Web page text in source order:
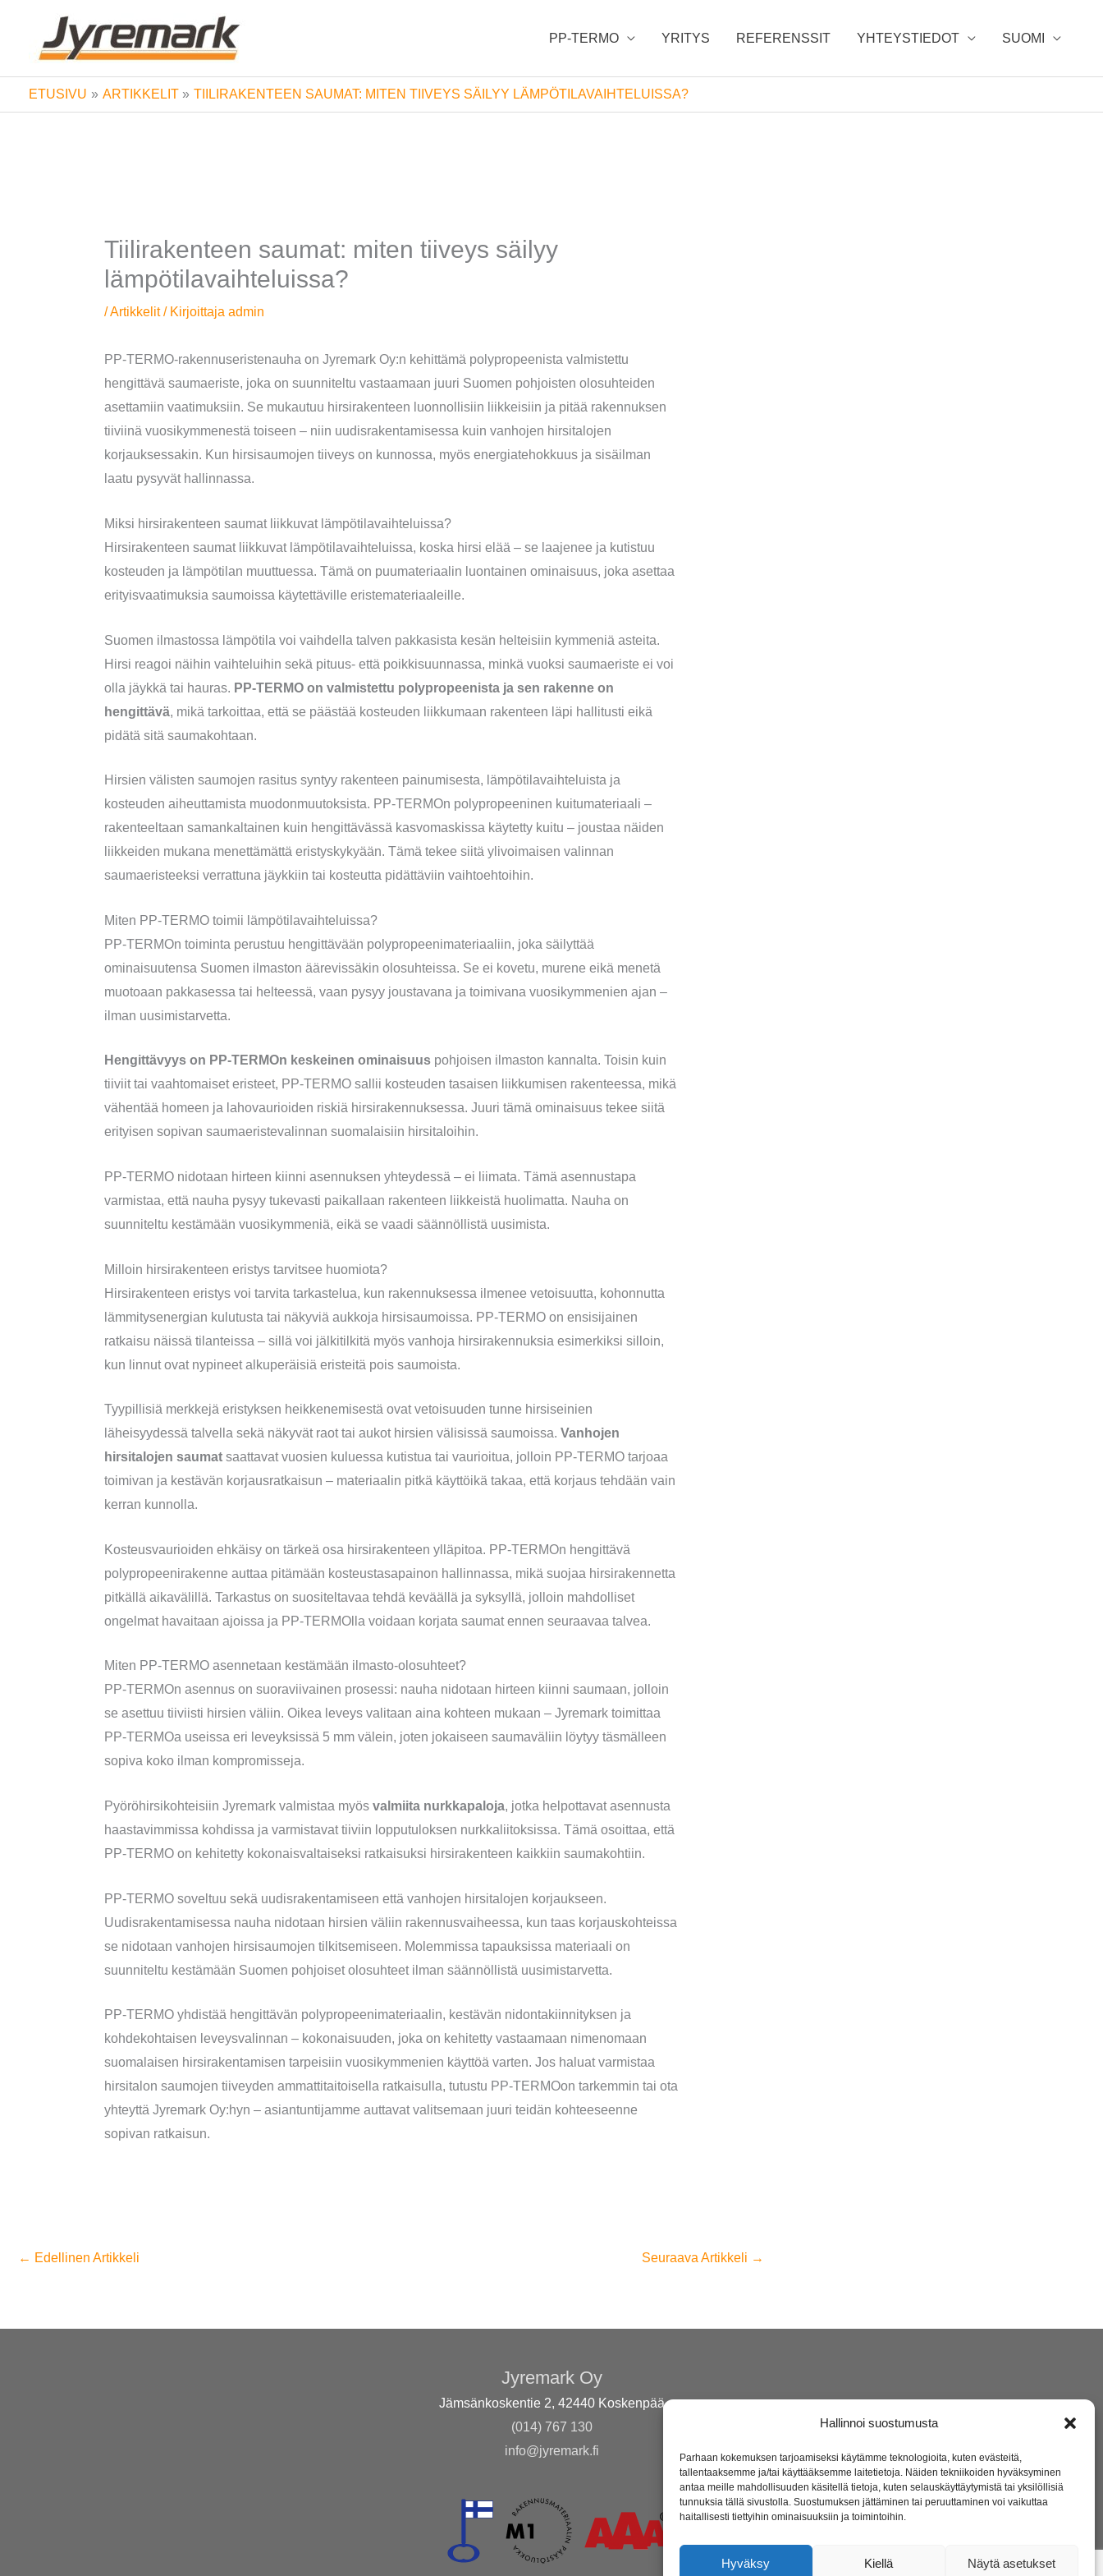
Hallinnoi suostumusta
Parhaan kokemuksen tarjoamiseksi käytämme teknologioita, kuten evästeitä,
tallentaaksemme ja/tai käyttääksemme laitetietoja. Näiden tekniikoiden hyväksyminen
antaa meille mahdollisuuden käsitellä tietoja, kuten selauskäyttäytymistä tai yksilöllisiä
tunnuksia tällä sivustolla. Suostumuksen jättäminen tai peruuttaminen voi vaikuttaa
haitallisesti tiettyihin ominaisuuksiin ja toimintoihin.
Hyväksy Kiellä Näytä asetukset
PP-TERMO YRITYS REFERENSSIT YHTEYSTIEDOT SUOMI
ETUSIVU ARTIKKELIT TIILIRAKENTEEN SAUMAT: MITEN TIIVEYS SÄILYY LÄMPÖTILAVAIHTELUISSA?
Tiilirakenteen saumat: miten tiiveys säilyy
lämpötilavaihteluissa?
/Artikkelit/ Kirjoittaja admin
PP-TERMO-rakennuseristenauha on Jyremark Oy:n kehittämä polypropeenista valmistettu
hengittävä saumaeriste, joka on suunniteltu vastaamaan juuri Suomen pohjoisten olosuhteiden
asettamiin vaatimuksiin. Se mukautuu hirsirakenteen luonnollisiin liikkeisiin ja pitää rakennuksen
tiiviinä vuosikymmenestä toiseen – niin uudisrakentamisessa kuin vanhojen hirsitalojen
korjauksessakin. Kun hirsisaumojen tiiveys on kunnossa, myös energiatehokkuus ja sisäilman
laatu pysyvät hallinnassa.
Miksi hirsirakenteen saumat liikkuvat lämpötilavaihteluissa?
Hirsirakenteen saumat liikkuvat lämpötilavaihteluissa, koska hirsi elää – se laajenee ja kutistuu
kosteuden ja lämpötilan muuttuessa. Tämä on puumateriaalin luontainen ominaisuus, joka asettaa
erityisvaatimuksia saumoissa käytettäville eristemateriaaleille.
Suomen ilmastossa lämpötila voi vaihdella talven pakkasista kesän helteisiin kymmeniä asteita.
Hirsi reagoi näihin vaihteluihin sekä pituus- että poikkisuunnassa, minkä vuoksi saumaeriste ei voi
olla jäykkä tai hauras. PP-TERMO on valmistettu polypropeenista ja sen rakenne on
hengittävä, mikä tarkoittaa, että se päästää kosteuden liikkumaan rakenteen läpi hallitusti eikä
pidätä sitä saumakohtaan.
Hirsien välisten saumojen rasitus syntyy rakenteen painumisesta, lämpötilavaihteluista ja
kosteuden aiheuttamista muodonmuutoksista. PP-TERMOn polypropeeninen kuitumateriaali –
rakenteeltaan samankaltainen kuin hengittävässä kasvomaskissa käytetty kuitu – joustaa näiden
liikkeiden mukana menettämättä eristyskykyään. Tämä tekee siitä ylivoimaisen valinnan
saumaeristeeksi verrattuna jäykkiin tai kosteutta pidättäviin vaihtoehtoihin.
Miten PP-TERMO toimii lämpötilavaihteluissa?
PP-TERMOn toiminta perustuu hengittävään polypropeenimateriaaliin, joka säilyttää
ominaisuutensa Suomen ilmaston äärevissäkin olosuhteissa. Se ei kovetu, murene eikä menetä
muotoaan pakkasessa tai helteessä, vaan pysyy joustavana ja toimivana vuosikymmenien ajan –
ilman uusimistarvetta.
Hengittävyys on PP-TERMOn keskeinen ominaisuuspohjoisen ilmaston kannalta. Toisin kuin
tiiviit tai vaahtomaiset eristeet, PP-TERMO sallii kosteuden tasaisen liikkumisen rakenteessa, mikä
vähentää homeen ja lahovaurioiden riskiä hirsirakennuksessa. Juuri tämä ominaisuus tekee siitä
erityisen sopivan saumaeristevalinnan suomalaisiin hirsitaloihin.
PP-TERMO nidotaan hirteen kiinni asennuksen yhteydessä – ei liimata. Tämä asennustapa
varmistaa, että nauha pysyy tukevasti paikallaan rakenteen liikkeistä huolimatta. Nauha on
suunniteltu kestämään vuosikymmeniä, eikä se vaadi säännöllistä uusimista.
Milloin hirsirakenteen eristys tarvitsee huomiota?
Hirsirakenteen eristys voi tarvita tarkastelua, kun rakennuksessa ilmenee vetoisuutta, kohonnutta
lämmitysenergian kulutusta tai näkyviä aukkoja hirsisaumoissa. PP-TERMO on ensisijainen
ratkaisu näissä tilanteissa – sillä voi jälkitilkitä myös vanhoja hirsirakennuksia esimerkiksi silloin,
kun linnut ovat nypineet alkuperäisiä eristeitä pois saumoista.
Tyypillisiä merkkejä eristyksen heikkenemisestä ovat vetoisuuden tunne hirsiseinien
läheisyydessä talvella sekä näkyvät raot tai aukot hirsien välisissä saumoissa. Vanhojen
hirsitalojen saumatsaattavat vuosien kuluessa kutistua tai vaurioitua, jolloin PP-TERMO tarjoaa
toimivan ja kestävän korjausratkaisun – materiaalin pitkä käyttöikä takaa, että korjaus tehdään vain
kerran kunnolla.
Kosteusvaurioiden ehkäisy on tärkeä osa hirsirakenteen ylläpitoa. PP-TERMOn hengittävä
polypropeenirakenne auttaa pitämään kosteustasapainon hallinnassa, mikä suojaa hirsirakennetta
pitkällä aikavälillä. Tarkastus on suositeltavaa tehdä keväällä ja syksyllä, jolloin mahdolliset
ongelmat havaitaan ajoissa ja PP-TERMOlla voidaan korjata saumat ennen seuraavaa talvea.
Miten PP-TERMO asennetaan kestämään ilmasto-olosuhteet?
PP-TERMOn asennus on suoraviivainen prosessi: nauha nidotaan hirteen kiinni saumaan, jolloin
se asettuu tiiviisti hirsien väliin. Oikea leveys valitaan aina kohteen mukaan – Jyremark toimittaa
PP-TERMOa useissa eri leveyksissä 5 mm välein, joten jokaiseen saumaväliin löytyy täsmälleen
sopiva koko ilman kompromisseja.
Pyöröhirsikohteisiin Jyremark valmistaa myös valmiita nurkkapaloja, jotka helpottavat asennusta
haastavimmissa kohdissa ja varmistavat tiiviin lopputuloksen nurkkaliitoksissa. Tämä osoittaa, että
PP-TERMO on kehitetty kokonaisvaltaiseksi ratkaisuksi hirsirakenteen kaikkiin saumakohtiin.
PP-TERMO soveltuu sekä uudisrakentamiseen että vanhojen hirsitalojen korjaukseen.
Uudisrakentamisessa nauha nidotaan hirsien väliin rakennusvaiheessa, kun taas korjauskohteissa
se nidotaan vanhojen hirsisaumojen tilkitsemiseen. Molemmissa tapauksissa materiaali on
suunniteltu kestämään Suomen pohjoiset olosuhteet ilman säännöllistä uusimistarvetta.
PP-TERMO yhdistää hengittävän polypropeenimateriaalin, kestävän nidontakiinnityksen ja
kohdekohtaisen leveysvalinnan – kokonaisuuden, joka on kehitetty vastaamaan nimenomaan
suomalaisen hirsirakentamisen tarpeisiin vuosikymmenien käyttöä varten. Jos haluat varmistaa
hirsitalon saumojen tiiveyden ammattitaitoisella ratkaisulla, tutustu PP-TERMOon tarkemmin tai ota
yhteyttä Jyremark Oy:hyn – asiantuntijamme auttavat valitsemaan juuri teidän kohteeseenne
sopivan ratkaisun.
← Edellinen Artikkeli Seuraava Artikkeli →
Jyremark Oy
Jämsänkoskentie 2, 42440 Koskenpää
(014) 767 130
info@jyremark.fi